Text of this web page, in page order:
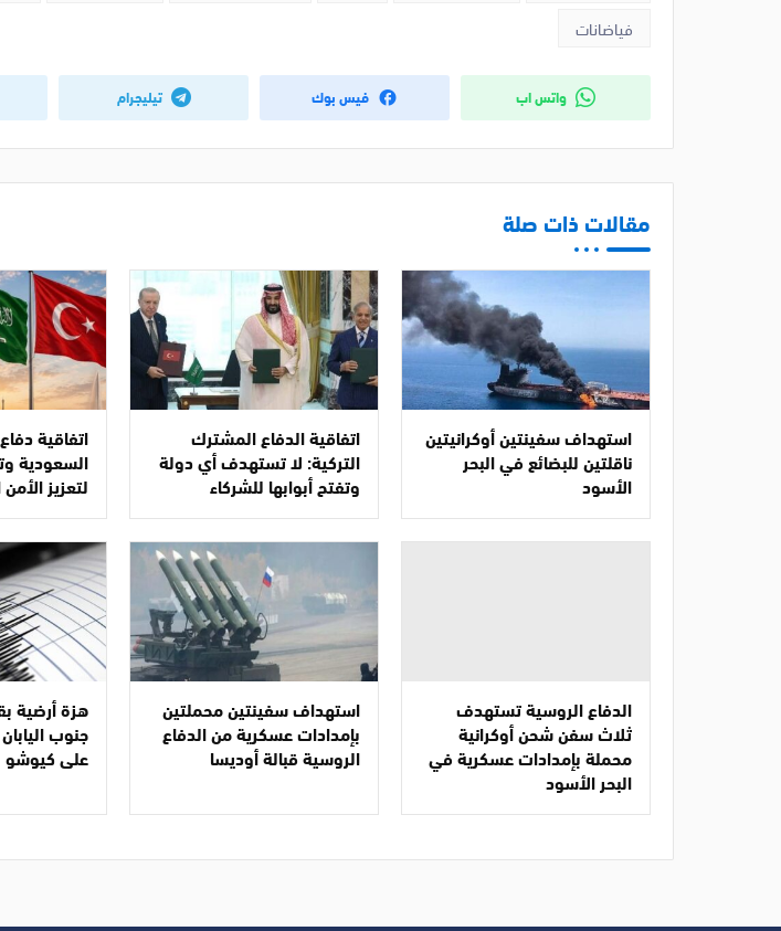
فياضانات
واتس اب فيس بوك تيليجرام
مقالات ذات صلة
استهداف سفينتين أوكرانيتين
ناقلتين للبضائع في البحر
الأسود
اتفاقية الدفاع المشترك
التركية: لا تستهدف أي دولة
وتفتح أبوابها للشركاء
اتفاقية
السعودية
لتعزيز
الدفاع الروسية تستهدف
ثلاث سفن شحن أوكرانية
محملة بإمدادات عسكرية في
البحر الأسود
استهداف سفينتين محملتين
بإمدادات عسكرية من الدفاع
الروسية قبالة أوديسا
جنوب
على كيوشو